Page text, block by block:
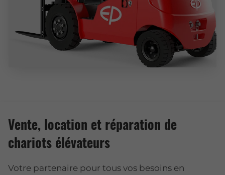
Vente, location et réparation de
chariots élévateurs
Votre partenaire pour tous vos besoins en